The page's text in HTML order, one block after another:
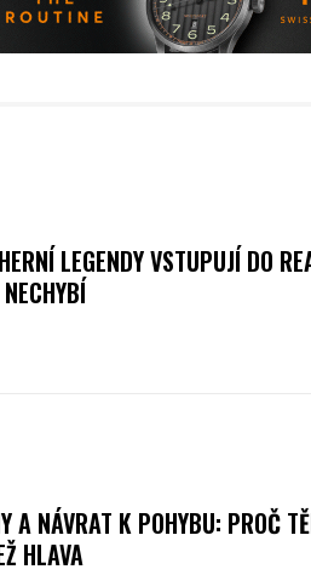
LEGENDY VSTUPUJÍ DO
A NÁVRAT K POHYBU: PROČ
HLAVA